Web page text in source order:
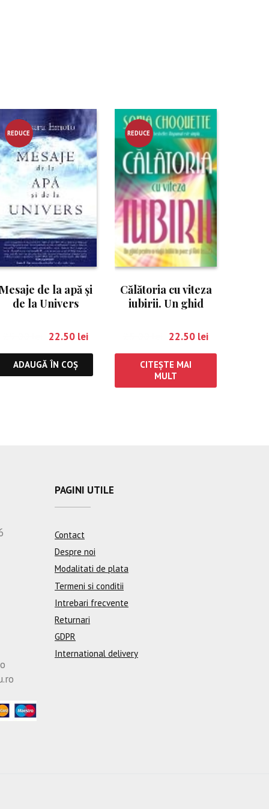
REDUCE
RE!
de la apă şi
de la Univers
22.50 lei
ADAUGĂ ÎN COȘ
REDUCE
RE!
Călătoria cu viteza
iubirii. Un ghid
în pace şi fără
teamă
22.50 lei
CITEȘTE MAI
MULT
PAGINI UTILE
Contact
Despre noi
Modalitati de plata
Termeni si conditii
Intrebari frecvente
Returnari
GDPR
International delivery